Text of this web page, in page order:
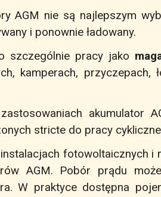
AGM nie są najlepszym
i ponownie ładowany.
szczególnie pracy jako
kamperach,
akumulator
stricte do pracy
fotowoltaicznych i
AGM. Pobór prądu
W praktyce dostępna